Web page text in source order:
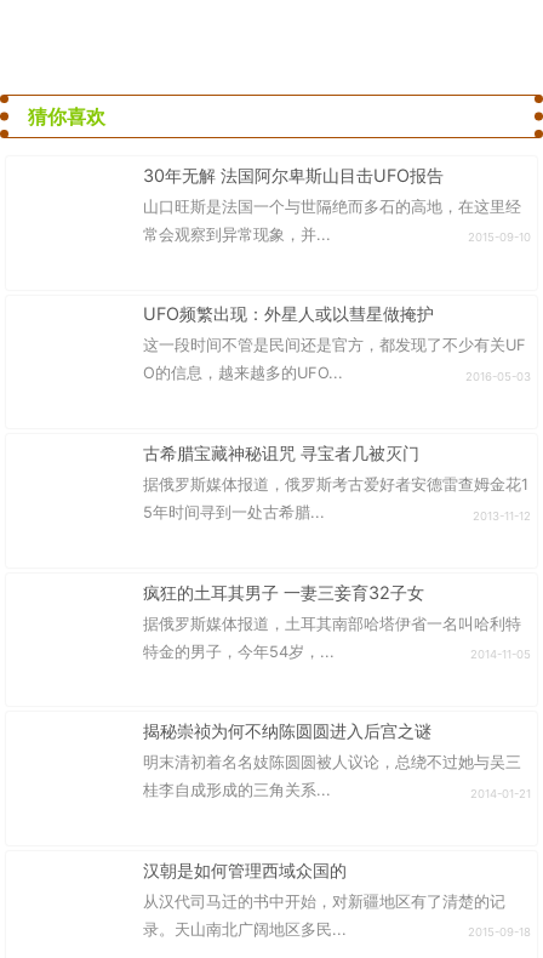
猜你喜欢
30年无解 法国阿尔卑斯山目击UFO报告
山口旺斯是法国一个与世隔绝而多石的高地，在这里经
常会观察到异常现象，并...
2015-09-10
UFO频繁出现：外星人或以彗星做掩护
这一段时间不管是民间还是官方，都发现了不少有关UF
O的信息，越来越多的UFO...
2016-05-03
古希腊宝藏神秘诅咒 寻宝者几被灭门
据俄罗斯媒体报道，俄罗斯考古爱好者安德雷查姆金花1
5年时间寻到一处古希腊...
2013-11-12
疯狂的土耳其男子 一妻三妾育32子女
据俄罗斯媒体报道，土耳其南部哈塔伊省一名叫哈利特
特金的男子，今年54岁，...
2014-11-05
揭秘崇祯为何不纳陈圆圆进入后宫之谜
明末清初着名名妓陈圆圆被人议论，总绕不过她与吴三
桂李自成形成的三角关系...
2014-01-21
汉朝是如何管理西域众国的
从汉代司马迁的书中开始，对新疆地区有了清楚的记
录。天山南北广阔地区多民...
2015-09-18